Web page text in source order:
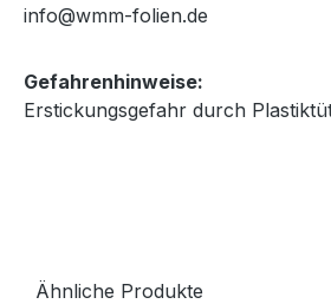
info@wmm-folien.de
Gefahrenhinweise:
Erstickungsgefahr durch
Ähnliche Produkte